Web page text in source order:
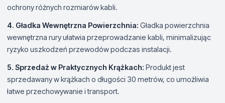
ochrony różnych rozmiarów kabli.
4. Gładka Wewnętrzna Powierzchnia: Gładka powierzchnia
wewnętrzna rury ułatwia przeprowadzanie kabli, minimalizując
ryzyko uszkodzeń przewodów podczas instalacji.
5. Sprzedaż w Praktycznych Krążkach: Produkt jest
sprzedawany w krążkach o długości 30 metrów, co umożliwia
łatwe przechowywanie i transport.